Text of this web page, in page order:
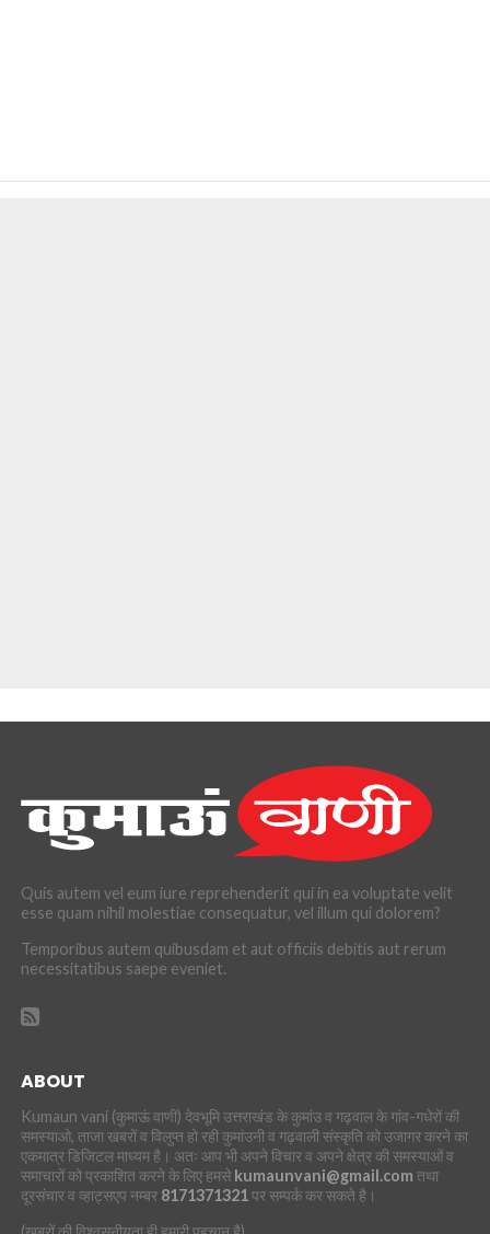
Quis autem vel eum iure reprehenderit qui in ea voluptate velit
esse quam nihil molestiae consequatur, vel illum qui dolorem?
Temporibus autem quibusdam et aut officiis debitis aut rerum
necessitatibus saepe eveniet.
ABOUT
Kumaun vani (कुमाऊं वाणी) देवभूमि उत्तराखंड के कुमांउ व गढ़वाल के गांव-गधेरों की
समस्याओ, ताजा खबरों व विलुप्त हो रही कुमांउनी व गढ़वाली संस्कृति को उजागर करने का
एकमात्र डिजिटल माध्यम है। अतः आप भी अपने विचार व अपने क्षेत्र की समस्याओं व
समाचारों को प्रकाशित करने के लिए हमसे kumaunvani@gmail.com तथा
दूरसंचार व व्हाट्सएप नम्बर 8171371321पर सम्पर्क कर सकते है।